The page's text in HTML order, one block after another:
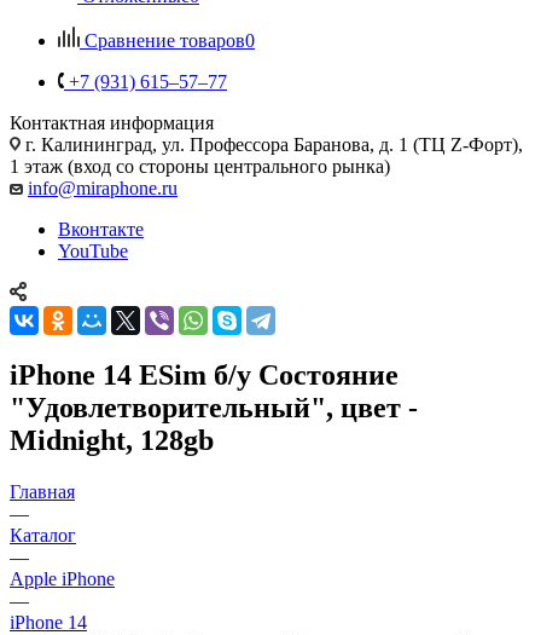
Сравнение товаров0
+7 (931) 615‒57‒77
Контактная информация
г. Калининград, ул. Профессора Баранова, д. 1 (ТЦ Z-Форт),
1 этаж (вход со стороны центрального рынка)
info@miraphone.ru
Вконтакте
YouTube
iPhone 14 ESim б/у Состояние
"Удовлетворительный", цвет -
Midnight, 128gb
Главная
—
Каталог
—
Apple iPhone
—
iPhone 14